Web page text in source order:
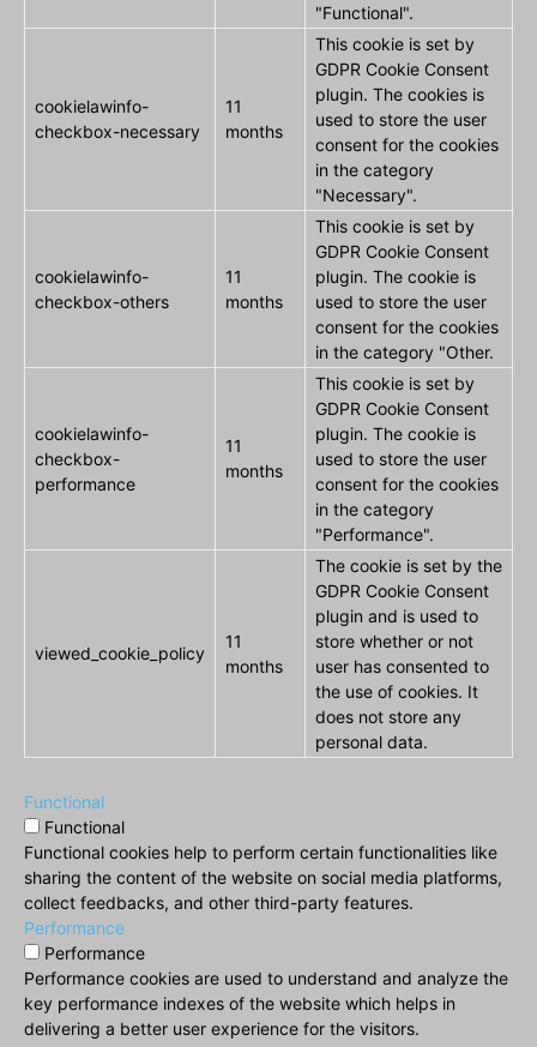
"Functional".
cookielawinfo-
checkbox-necessary
11
months
This cookie is set by
GDPR Cookie Consent
plugin. The cookies is
used to store the user
consent for the cookies
in the category
"Necessary".
cookielawinfo-
checkbox-others
11
months
This cookie is set by
GDPR Cookie Consent
plugin. The cookie is
used to store the user
consent for the cookies
in the category "Other.
cookielawinfo-
checkbox-
performance
11
months
This cookie is set by
GDPR Cookie Consent
plugin. The cookie is
used to store the user
consent for the cookies
in the category
"Performance".
viewed_cookie_policy
11
months
The cookie is set by the
GDPR Cookie Consent
plugin and is used to
store whether or not
user has consented to
the use of cookies. It
does not store any
personal data.
Functional
Functional
Functional cookies help to perform certain functionalities like
sharing the content of the website on social media platforms,
collect feedbacks, and other third-party features.
Performance
Performance
Performance cookies are used to understand and analyze the
key performance indexes of the website which helps in
delivering a better user experience for the visitors.